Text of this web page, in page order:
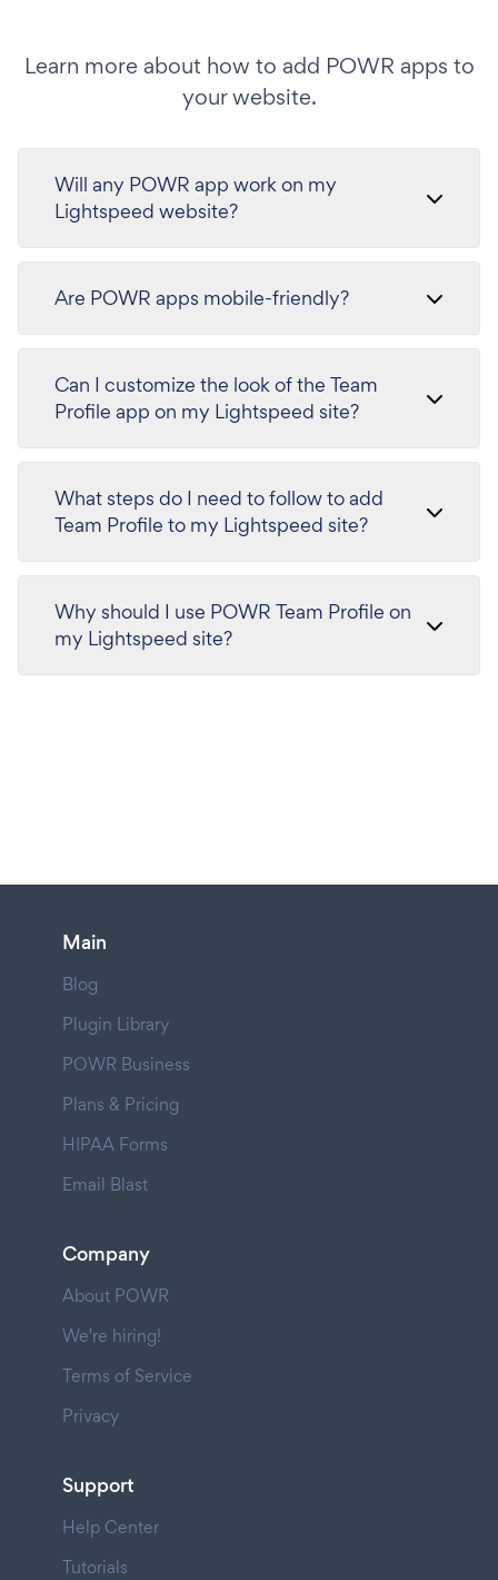
Learn more about how to add POWR apps to
your website.
Will any POWR app work on my
Lightspeed website?
Are POWR apps mobile-friendly?
Can I customize the look of the Team
Profile app on my Lightspeed site?
What steps do I need to follow to add
Team Profile to my Lightspeed site?
Why should I use POWR Team Profile on
my Lightspeed site?
Main
Blog
Plugin Library
POWR Business
Plans & Pricing
HIPAA Forms
Email Blast
Company
About POWR
We're hiring!
Terms of Service
Privacy
Support
Help Center
Tutorials